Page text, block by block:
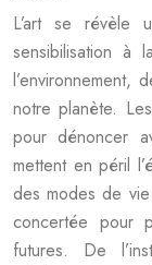
L’art se révèle
sensibilisation à
l’environnement,
notre planète.
pour dénoncer
mettent en péril
des modes de
concertée pour
futures. De